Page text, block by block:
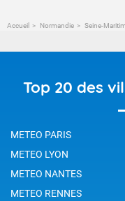
Accueil Normandie Seine-
Top 20 des
METEO PARIS
METEO LYON
METEO NANTES
METEO RENNES